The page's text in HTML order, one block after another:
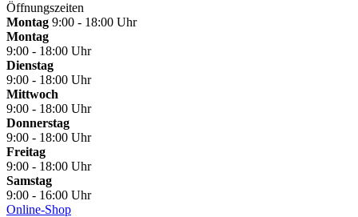
Öffnungszeiten
Montag 9:00 - 18:00 Uhr
Montag
9:00 - 18:00 Uhr
Dienstag
9:00 - 18:00 Uhr
Mittwoch
9:00 - 18:00 Uhr
Donnerstag
9:00 - 18:00 Uhr
Freitag
9:00 - 18:00 Uhr
Samstag
9:00 - 16:00 Uhr
Online-Shop